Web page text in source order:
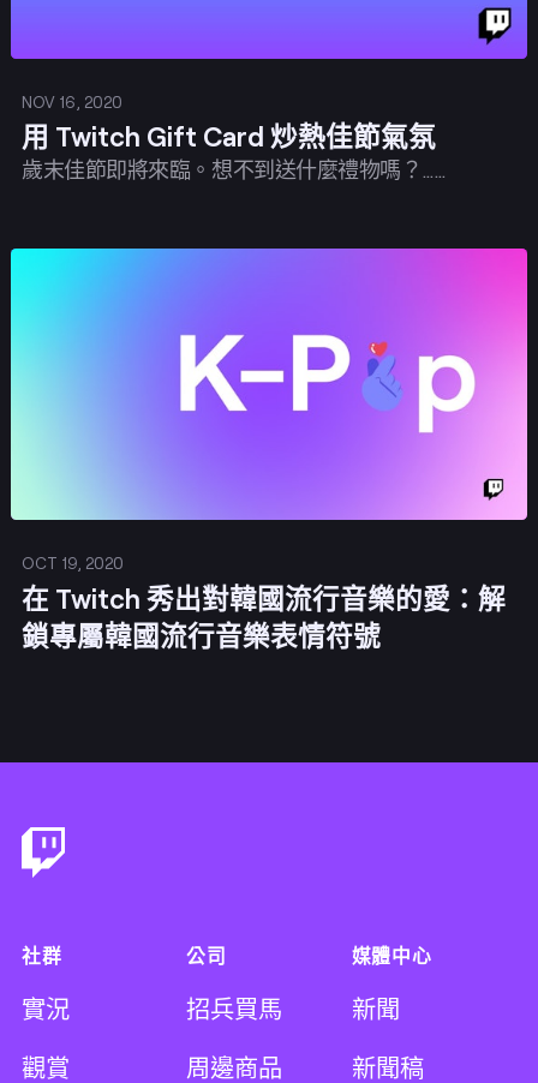
NOV 16, 2020
用 Twitch Gift Card 炒熱佳節氣氛
歲末佳節即將來臨。想不到送什麼禮物嗎？……
OCT 19, 2020
在 Twitch 秀出對韓國流行音樂的愛：解
鎖專屬韓國流行音樂表情符號
社群
實況
觀賞
公司
招兵買馬
周邊商品
媒體中心
新聞
新聞稿